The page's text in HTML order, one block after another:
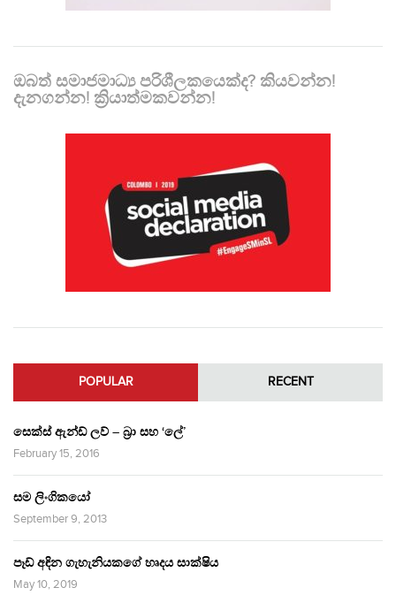
ඔබත් සමාජමාධ්‍ය පරිශීලකයෙක්ද? කියවන්න!
දැනගන්න! ක්‍රියාත්මකවන්න!
POPULAR RECENT
සෙක්ස් ඇන්ඩ් ලව් – බ්‍රා සහ ‘ලේ’
February 15, 2016
සම ලිංගිකයෝ
September 9, 2013
පෑඩ් අඳින ගැහැනියකගේ හෘදය සාක්ෂිය
May 10, 2019